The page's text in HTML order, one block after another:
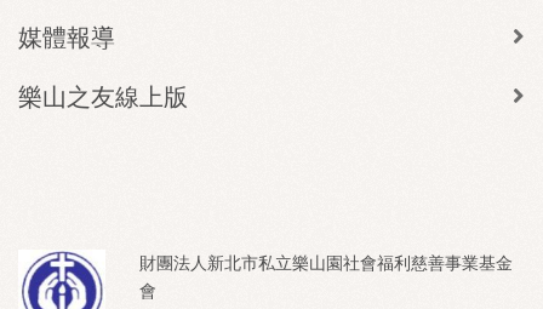
媒體報導
樂山之友線上版
財團法人新北市私立樂山園社會福利慈善事業基金
會